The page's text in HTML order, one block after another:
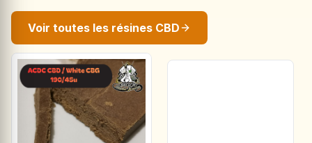
Voir toutes les résines CBD